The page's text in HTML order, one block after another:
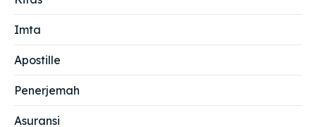
Imta
Apostille
Penerjemah
Asuransi